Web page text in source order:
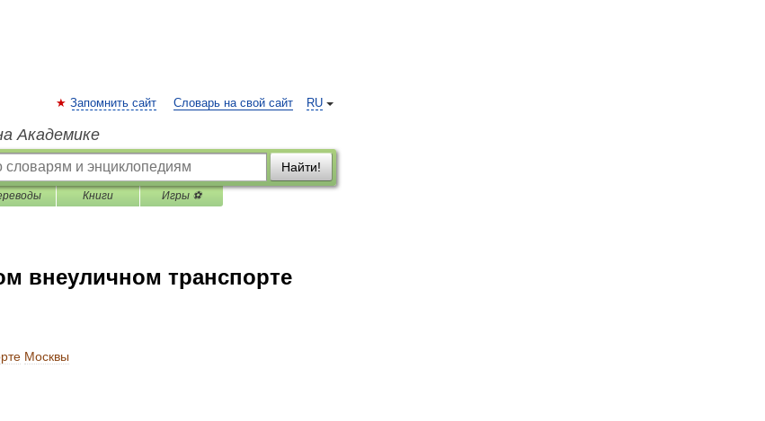
RU
Запомнить сайт Словарь на свой сайт
Академике
Найти!
Книги Игры ⚽
внеуличном транспорте
Москвы